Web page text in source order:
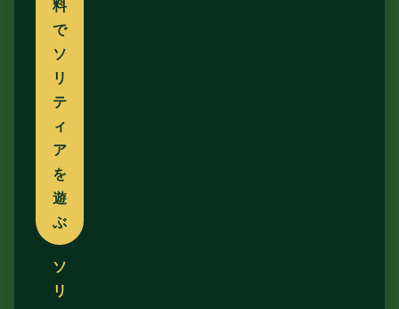
料
で
ソ
リ
テ
ィ
ア
を
遊
ぶ
ソ
リ